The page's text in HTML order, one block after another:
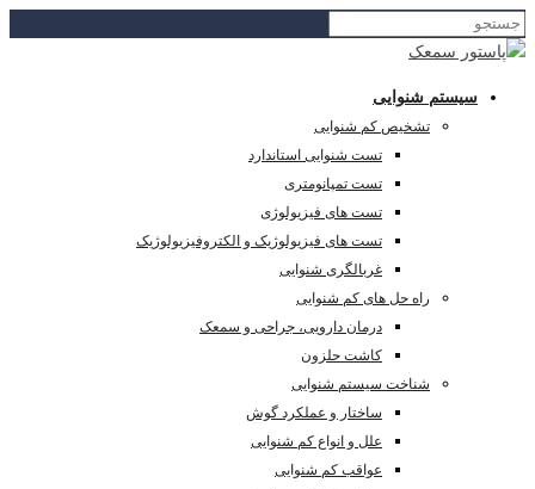
سیستم شنوایی
تشخیص کم شنوایی
تست شنوایی استاندارد
تست تمپانومتری
تست های فیزیولوژی
تست های فیزیولوژیک و الکتروفیزیولوژیک
غربالگری شنوایی
راه حل های کم شنوایی
درمان دارویی، جراحی و سمعک
کاشت حلزون
شناخت سیستم شنوایی
ساختار و عملکرد گوش
علل و انواع کم شنوایی
عواقب کم شنوایی